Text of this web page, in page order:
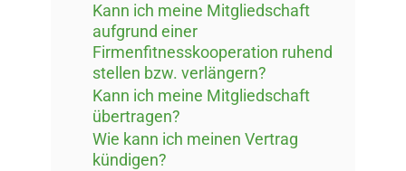
Kann ich meine Mitgliedschaft
aufgrund einer
Firmenfitnesskooperation ruhend
stellen bzw. verlängern?
Kann ich meine Mitgliedschaft
übertragen?
Wie kann ich meinen Vertrag
kündigen?